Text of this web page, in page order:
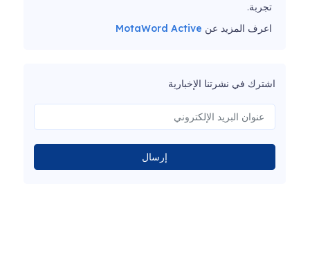
تجربة.
اعرف المزيد عن MotaWord Active
اشترك في نشرتنا الإخبارية
إرسال